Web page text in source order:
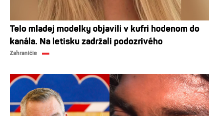
Telo mladej modelky objavili v kufri hodenom do
kanála. Na letisku zadržali podozrivého
Zahraničie